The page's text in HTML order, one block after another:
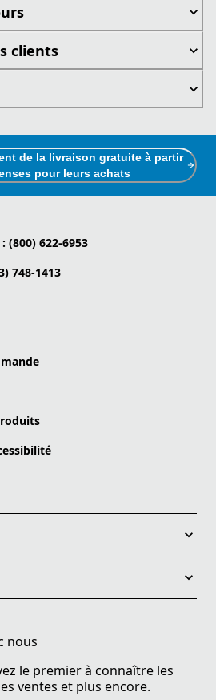
clients
de la livraison gratuite à partir
pour leurs achats
(800) 622-6953
748-1413
nous
le premier à connaître les
ventes et plus encore.